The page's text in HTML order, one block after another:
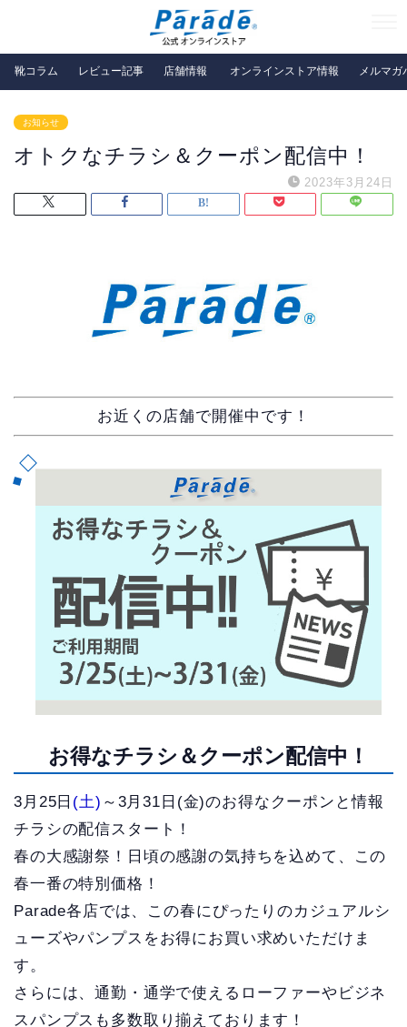
靴コラム レビュー記事 店舗情報 オンラインストア情報 メルマガ
お知らせ
オトクなチラシ＆クーポン配信中！
2023年3月24日
お近くの店舗で開催中です！
お得なチラシ＆クーポン配信中！
3月25日 (土) ～3月31日(金)のお得なクーポンと情報
チラシの配信スタート！
春の大感謝祭！日頃の感謝の気持ちを込めて、この
春一番の特別価格！
Parade各店では、この春にぴったりのカジュアルシ
ューズやパンプスをお得にお買い求めいただけま
す。
さらには、通勤・通学で使えるローファーやビジネ
スパンプスも多数取り揃えております！